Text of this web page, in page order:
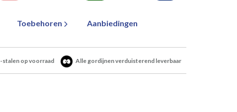
Toebehoren Aanbiedingen
op voorraad Alle gordijnen verduisterend leverbaar